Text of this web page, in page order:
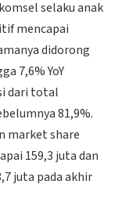
selaku anak
mencapai
didorong
7,6% YoY
dari total
81,9%.
market share
159,3 juta dan
juta pada akhir